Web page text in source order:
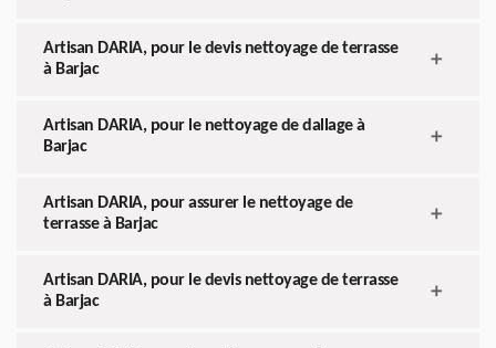
Artisan DARIA, pour le devis nettoyage de terrasse
à Barjac
Artisan DARIA, pour le nettoyage de dallage à
Barjac
Artisan DARIA, pour assurer le nettoyage de
terrasse à Barjac
Artisan DARIA, pour le devis nettoyage de terrasse
à Barjac